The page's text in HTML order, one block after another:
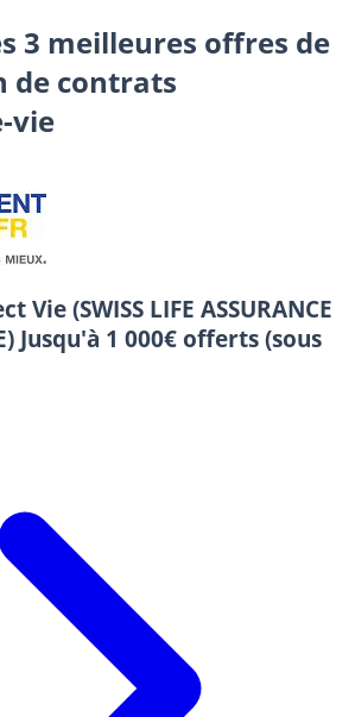
3 meilleures offres de
de contrats
vie
Vie (SWISS LIFE ASSURANCE
Jusqu'à 1 000€ offerts (sous